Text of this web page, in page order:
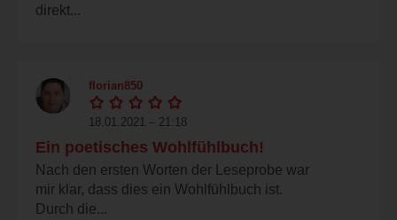
direkt...
florian850
18.01.2021 – 21:18
Ein poetisches Wohlfühlbuch!
Nach den ersten Worten der Leseprobe war
mir klar, dass dies ein Wohlfühlbuch ist.
Durch die...